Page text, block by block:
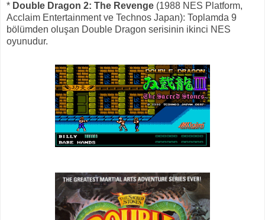
* Double Dragon 2: The Revenge (1988 NES Platform,
Acclaim Entertainment ve Technos Japan): Toplamda 9
bölümden oluşan Double Dragon serisinin ikinci NES
oyunudur.